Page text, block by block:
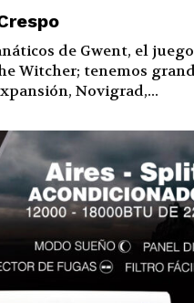
de Gwent, el
Witcher; tenemos
Novigrad,...